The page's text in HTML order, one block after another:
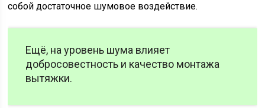
собой достаточное шумовое воздействие.
Ещё, на уровень шума влияет
добросовестность и качество монтажа
вытяжки.